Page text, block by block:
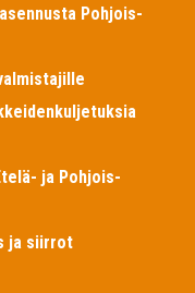
Pohjois-
ja Pohjois-
ja siirrot